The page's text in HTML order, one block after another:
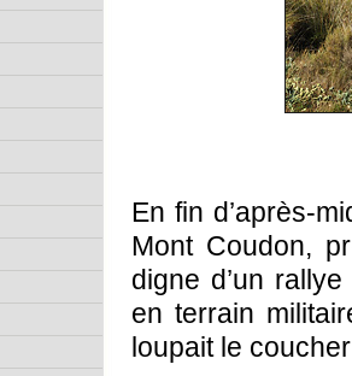
En fin d’après-
Mont Coudon,
digne d’un
en terrain
loupait le